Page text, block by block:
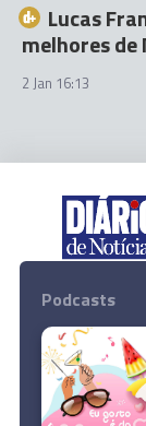
Lucas
melhores de
2 Jan 16:13
Podcasts